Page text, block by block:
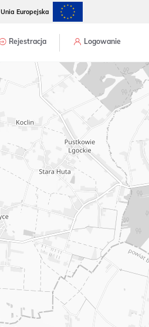
Unia Europejska
Rejestracja Logowanie